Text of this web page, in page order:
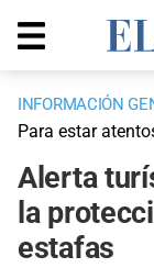
INFORMACIÓN
Para estar
Alerta
la
estafas